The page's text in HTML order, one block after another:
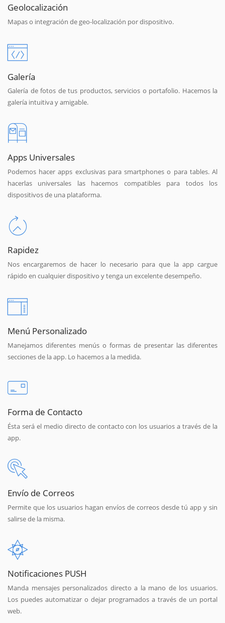
Geolocalización
Mapas o integración de geo-localización por dispositivo.
Galería
Galería de fotos de tus productos, servicios o portafolio. Hacemos la
galería intuitiva y amigable.
Apps Universales
Podemos hacer apps exclusivas para smartphones o para tables. Al
hacerlas universales las hacemos compatibles para todos los
dispositivos de una plataforma.
Rapidez
Nos encargaremos de hacer lo necesario para que la app cargue
rápido en cualquier dispositivo y tenga un excelente desempeño.
Menú Personalizado
Manejamos diferentes menús o formas de presentar las diferentes
secciones de la app. Lo hacemos a la medida.
Forma de Contacto
Ésta será el medio directo de contacto con los usuarios a través de la
app.
Envío de Correos
Permite que los usuarios hagan envíos de correos desde tú app y sin
salirse de la misma.
Notificaciones PUSH
Manda mensajes personalizados directo a la mano de los usuarios.
Los puedes automatizar o dejar programados a través de un portal
web.